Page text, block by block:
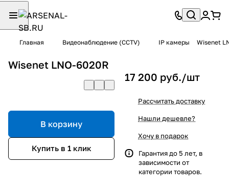
Главная Видеонаблюдение (CCTV) IP камеры Wisenet
Wisenet LNO-6020R
В корзину
Купить в 1 клик
17 200 руб./шт
Рассчитать доставку
Нашли дешевле?
Хочу в подарок
Гарантия до 5 лет, в
зависимости от
категории товаров.